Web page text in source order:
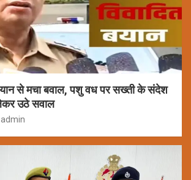
से मचा बवाल, पशु वध पर सख्ती के संदेश
उठे सवाल
admin